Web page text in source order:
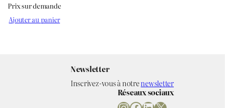
Prix sur demande
Ajouter au panier
Newsletter
Inscrivez-vous à notrenewsletter
Réseaux sociaux